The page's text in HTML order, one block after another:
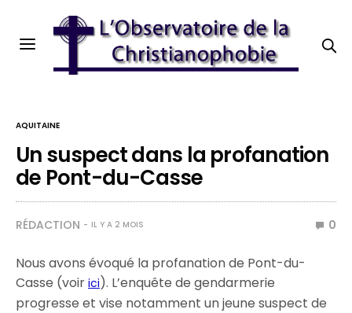
AQUITAINE
Un suspect dans la profanation
de Pont-du-Casse
RÉDACTION IL Y A 2 MOIS 0
Nous avons évoqué la profanation de Pont-du-
Casse (voirici). L’enquête de gendarmerie
progresse et vise notamment un jeune suspect de